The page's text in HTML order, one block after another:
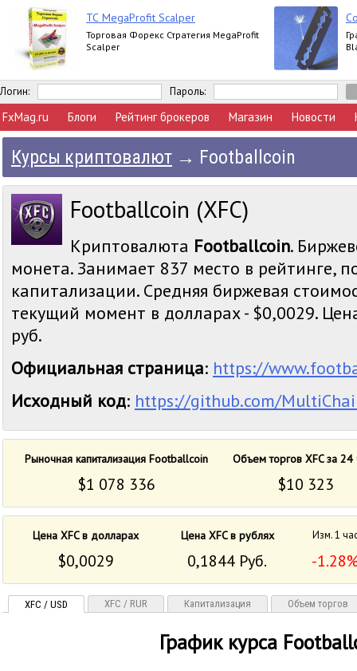
ТС MegaProfit Scalper
Торговая Форекс Стратегия MegaProfit
Scalper
Логин: Пароль:
FxMag.ru Блоги Рейтинг брокеров Магазин Новости
Курсы криптовалют → Footballcoin
Footballcoin (XFC)
Криптовалюта Footballcoin.
монета. Занимает 837 место в рейтинге,
капитализации. Средняя биржевая
текущий момент в долларах - $0,0029.
руб.
Официальная страница: https://
Исходный код: https://github.com/
Рыночная капитализация Footballcoin Объем торгов XFC за 24
$1 078 336 $10 323
Цена XFC в долларах Цена XFC в рублях Изм. 1
$0,0029 0,1844 Руб. -
XFC / USD XFC / RUR Капитализация Объем торгов
График курса